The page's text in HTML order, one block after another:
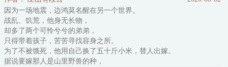
因为一场地震，边鸿莫名醒在另一个世界。
战乱、饥荒，他身无长物，
却多了两个可怜兮兮的弟弟，
只得带着孩子，苦苦寻找容身之所。
为了不被饿死，他用自己换了五十斤小米，替人出嫁。
据说要嫁那人是山里野兽的种，